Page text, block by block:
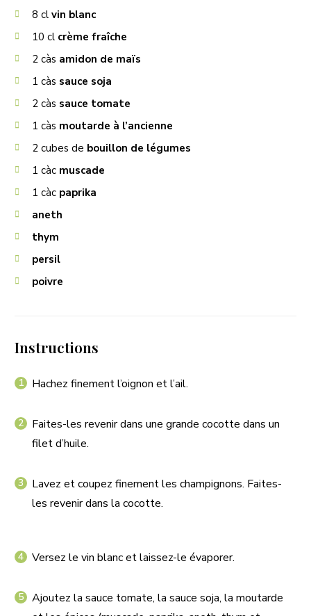
8 cl vin blanc
10 cl crème fraîche
2 càs amidon de maïs
1 càs sauce soja
2 càs sauce tomate
1 càs moutarde à l’ancienne
2 cubes de bouillon de légumes
1 càc muscade
1 càc paprika
aneth
thym
persil
poivre
Instructions
Hachez finement l’oignon et l’ail.
Faites-les revenir dans une grande cocotte dans un
filet d’huile.
Lavez et coupez finement les champignons. Faites-
les revenir dans la cocotte.
Versez le vin blanc et laissez-le évaporer.
Ajoutez la sauce tomate, la sauce soja, la moutarde